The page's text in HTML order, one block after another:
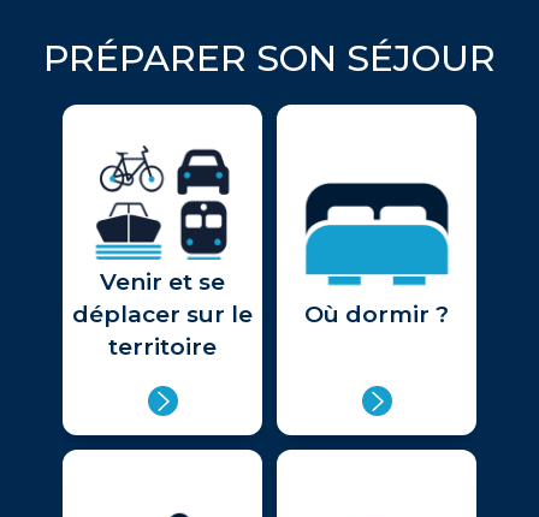
PRÉPARER SON SÉJOUR
Venir et se
déplacer sur le
territoire
Où dormir ?